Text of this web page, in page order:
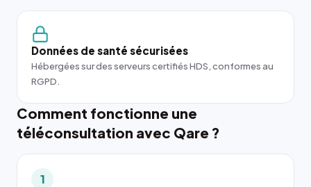
Données de santé sécurisées
Hébergées sur des serveurs certifiés HDS, conformes au
RGPD.
Comment fonctionne une
téléconsultation avec Qare ?
1